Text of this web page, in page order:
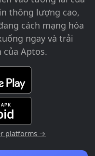
thông lượng cao,
cách mạng hóa
ngay và trải
của Aptos.
platforms →